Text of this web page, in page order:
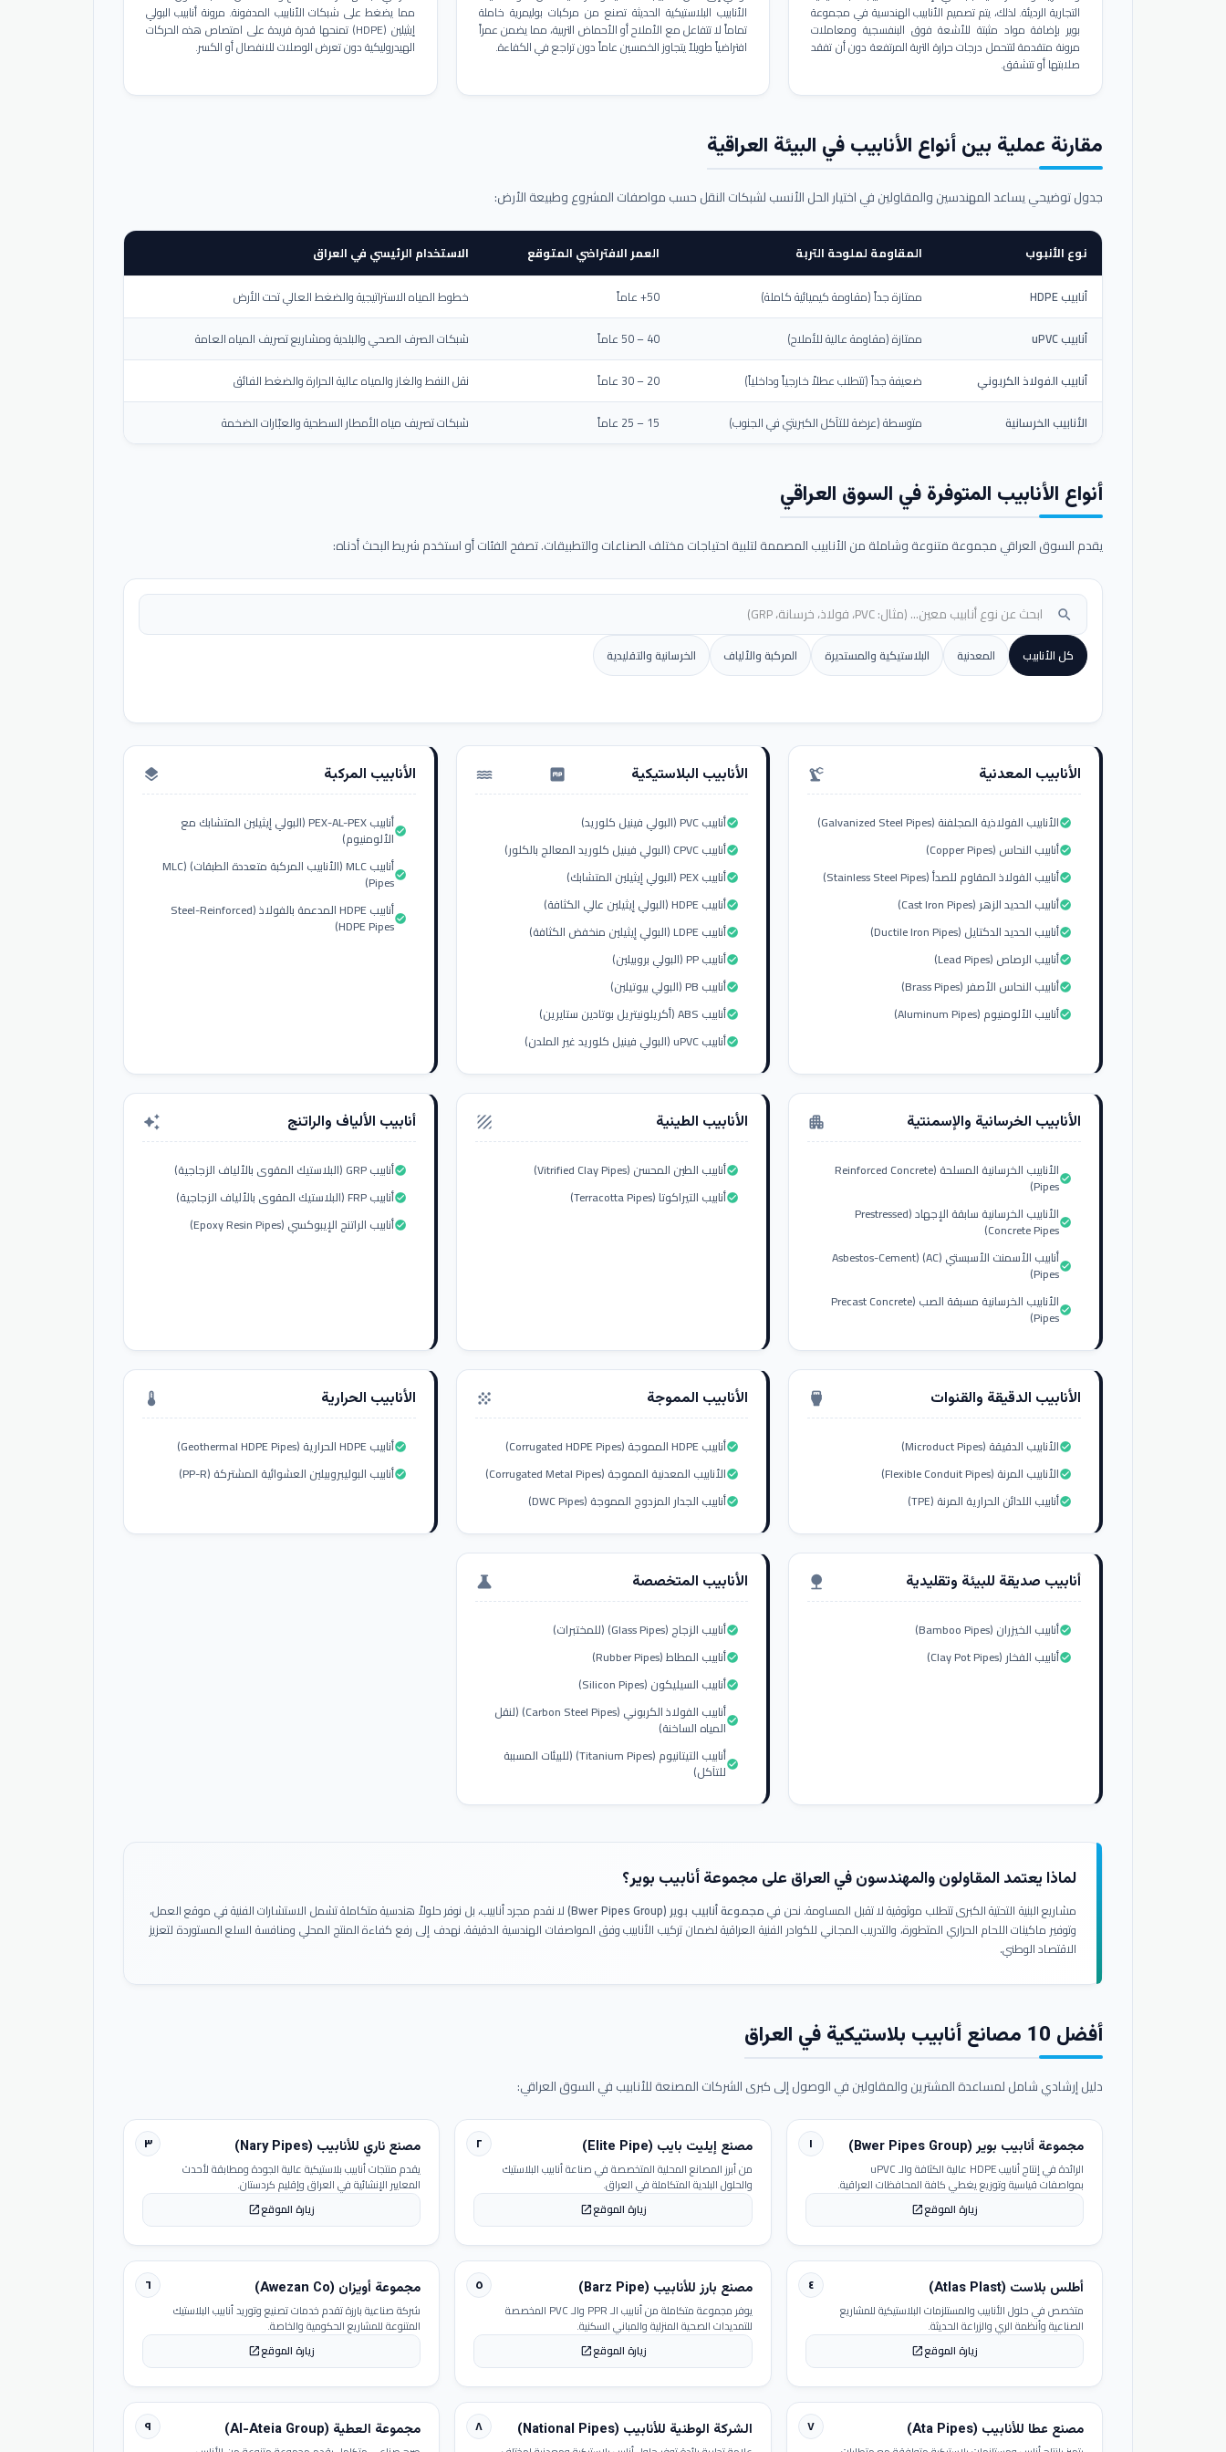
التجارية الرديئة. لذلك، يتم تصميم الأنابيب الهندسية في مجموعة
بوير بإضافة مواد مثبتة للأشعة فوق البنفسجية ومعاملات
مرونة متقدمة لتتحمل درجات حرارة التربة المرتفعة دون أن تفقد
صلابتها أو تتشقق.
الأنابيب البلاستيكية الحديثة تصنع من مركبات بوليمرية خاملة
تماماً لا تتفاعل مع الأملاح أو الأحماض التربية، مما يضمن عمراً
افتراضياً طويلاً يتجاوز الخمسين عاماً دون تراجع في الكفاءة.
مما يضغط على شبكات الأنابيب المدفونة. مرونة أنابيب البولي
إيثيلين (HDPE) تمنحها قدرة فريدة على امتصاص هذه الحركات
الهيدروليكية دون تعرض الوصلات للانفصال أو الكسر.
مقارنة عملية بين أنواع الأنابيب في البيئة العراقية
جدول توضيحي يساعد المهندسين والمقاولين في اختيار الحل الأنسب لشبكات النقل حسب مواصفات المشروع وطبيعة الأرض:
نوع الأنبوب المقاومة لملوحة التربة العمر الافتراضي المتوقع الاستخدام الرئيسي في العراق
أنابيب HDPE ممتازة جداً (مقاومة كيميائية كاملة) 50+ عاماً
خطوط المياه الاستراتيجية والضغط العالي تحت الأرض
أنابيب uPVC
ممتازة (مقاومة عالية للأملاح) 40 – 50 عاماً
شبكات الصرف الصحي والبلدية ومشاريع تصريف المياه العامة
أنابيب الفولاذ الكربوني
ضعيفة جداً (تتطلب عطلاً خارجياً وداخلياً) 20 – 30 عاماً
نقل النفط والغاز والمياه عالية الحرارة والضغط الفائق
الأنابيب الخرسانية
متوسطة (عرضة للتآكل الكبريتي في الجنوب) 15 – 25 عاماً شبكات تصريف مياه الأمطار السطحية والعبّارات الضخمة
أنواع الأنابيب المتوفرة في السوق العراقي
يقدم السوق العراقي مجموعة متنوعة وشاملة من الأنابيب المصممة لتلبية احتياجات مختلف الصناعات والتطبيقات. تصفح الفئات أو استخدم شريط البحث أدناه:
search
كل الأنابيب المعدنية البلاستيكية والمستديرة المركبة والألياف الخرسانية والتقليدية
الأنابيب المعدنية precision_manufacturing
الأنابيب الفولاذية المجلفنة (Galvanized Steel Pipes)check_circle
أنابيب النحاس (Copper Pipes)check_circle
أنابيب الفولاذ المقاوم للصدأ (Stainless Steel Pipes)check_circle
أنابيب الحديد الزهر (Cast Iron Pipes)check_circle
أنابيب الحديد الدكتايل (Ductile Iron Pipes)check_circle
أنابيب الرصاص (Lead Pipes)check_circle
أنابيب النحاس الأصفر (Brass Pipes)check_circle
أنابيب الألومنيوم (Aluminum Pipes)check_circle
الأنابيب البلاستيكية water_pump
أنابيب PVC (البولي فينيل كلوريد)check_circle
أنابيب CPVC (البولي فينيل كلوريد المعالج بالكلور)check_circle
أنابيب PEX (البولي إيثيلين المتشابك)check_circle
أنابيب HDPE (البولي إيثيلين عالي الكثافة)check_circle
أنابيب LDPE (البولي إيثيلين منخفض الكثافة)check_circle
أنابيب PP (البولي بروبيلين)check_circle
أنابيب PB (البولي بيوتيلين)check_circle
أنابيب ABS (أكريلونيتريل بوتادين ستايرين)check_circle
أنابيب uPVC (البولي فينيل كلوريد غير الملدن)check_circle
الأنابيب المركبة layers
أنابيب PEX-AL-PEX (البولي إيثيلين المتشابك مع
الألومنيوم)check_circle
أنابيب MLC (الأنابيب المركبة متعددة الطبقات) (MLC
Pipes)check_circle
أنابيب HDPE المدعمة بالفولاذ (Steel-Reinforced
HDPE Pipes)check_circle
الأنابيب الخرسانية والإسمنتية apartment
الأنابيب الخرسانية المسلحة (Reinforced Concrete
Pipes)check_circle
الأنابيب الخرسانية سابقة الإجهاد (Prestressed
Concrete Pipes)check_circle
أنابيب الأسمنت الأسبستي (AC) (Asbestos-Cement
Pipes)check_circle
الأنابيب الخرسانية مسبقة الصب (Precast Concrete
Pipes)check_circle
الأنابيب الطينية texture
أنابيب الطين المحسن (Vitrified Clay Pipes)check_circle
أنابيب التيراكوتا (Terracotta Pipes)check_circle
أنابيب الألياف والراتنج auto_awesome
أنابيب GRP (البلاستيك المقوى بالألياف الزجاجية)check_circle
أنابيب FRP (البلاستيك المقوى بالألياف الزجاجية)check_circle
أنابيب الراتنج الإيبوكسي (Epoxy Resin Pipes)check_circle
الأنابيب الدقيقة والقنوات settings_input_hdmi
الأنابيب الدقيقة (Microduct Pipes)check_circle
الأنابيب المرنة (Flexible Conduit Pipes)check_circle
أنابيب اللدائن الحرارية المرنة (TPE)check_circle
الأنابيب المموجة grain
أنابيب HDPE المموجة (Corrugated HDPE Pipes)check_circle
الأنابيب المعدنية المموجة (Corrugated Metal Pipes)check_circle
أنابيب الجدار المزدوج المموجة (DWC Pipes)check_circle
الأنابيب الحرارية thermostat
أنابيب HDPE الحرارية (Geothermal HDPE Pipes)check_circle
أنابيب البوليبروبيلين العشوائية المشتركة (PP-R)check_circle
أنابيب صديقة للبيئة وتقليدية nature
أنابيب الخيزران (Bamboo Pipes)check_circle
أنابيب الفخار (Clay Pot Pipes)check_circle
الأنابيب المتخصصة science
أنابيب الزجاج (Glass Pipes) (للمختبرات)check_circle
أنابيب المطاط (Rubber Pipes)check_circle
أنابيب السيليكون (Silicon Pipes)check_circle
أنابيب الفولاذ الكربوني (Carbon Steel Pipes) (لنقل
المياه الساخنة)check_circle
أنابيب التيتانيوم (Titanium Pipes) (للبيئات المسببة
للتآكل)check_circle
لماذا يعتمد المقاولون والمهندسون في العراق على مجموعة أنابيب بوير؟
مشاريع البنية التحتية الكبرى تتطلب موثوقية لا تقبل المساومة. نحن فيمجموعة أنابيب بوير (Bwer Pipes Group)
لا نقدم مجرد أنابيب، بل نوفر حلولاً هندسية متكاملة تشمل الاستشارات الفنية في موقع العمل،
وتوفير ماكينات اللحام الحراري المتطورة، والتدريب المجاني للكوادر الفنية العراقية لضمان تركيب الأنابيب وفق المواصفات الهندسية الدقيقة. نهدف إلى رفع كفاءة المنتج المحلي ومنافسة السلع المستوردة لتعزيز
الاقتصاد الوطني.
أفضل 10 مصانع أنابيب بلاستيكية في العراق
دليل إرشادي شامل لمساعدة المشترين والمقاولين في الوصول إلى كبرى الشركات المصنعة للأنابيب في السوق العراقي:
١ مجموعة أنابيب بوير (Bwer Pipes Group)
الرائدة في إنتاج أنابيب HDPE عالية الكثافة والـ uPVC
بمواصفات قياسية وتوزيع يغطي كافة المحافظات العراقية.
زيارة الموقعopen_in_new
٢ مصنع إيليت بايب (Elite Pipe)
من أبرز المصانع المحلية المتخصصة في صناعة أنابيب البلاستيك
والحلول البلدية المتكاملة في العراق.
زيارة الموقعopen_in_new
٣ مصنع ناري للأنابيب (Nary Pipes)
يقدم منتجات أنابيب بلاستيكية عالية الجودة ومطابقة لأحدث
المعايير الإنشائية في العراق وإقليم كردستان.
زيارة الموقعopen_in_new
٤ أطلس بلاست (Atlas Plast)
متخصص في حلول الأنابيب والمستلزمات البلاستيكية للمشاريع
الصناعية وأنظمة الري والزراعة الحديثة.
زيارة الموقعopen_in_new
٥ مصنع بارز للأنابيب (Barz Pipe)
يوفر مجموعة متكاملة من أنابيب الـ PPR والـ PVC المخصصة
للتمديدات الصحية المنزلية والمباني السكنية.
زيارة الموقعopen_in_new
٦ مجموعة أويزان (Awezan Co)
شركة صناعية بارزة تقدم خدمات تصنيع وتوريد أنابيب البلاستيك
المتنوعة للمشاريع الحكومية والخاصة.
زيارة الموقعopen_in_new
٧ مصنع عطا للأنابيب (Ata Pipes) ٨ الشركة الوطنية للأنابيب (National Pipes) ٩ مجموعة العطية (Al-Ateia Group)